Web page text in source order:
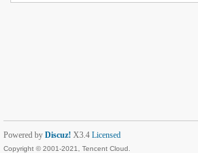
Powered by Discuz! X3.4 Licensed
Copyright © 2001-2021, Tencent Cloud.